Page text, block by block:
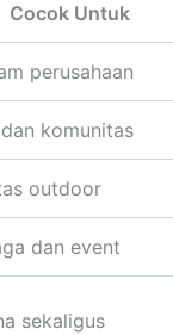
Cocok Untuk
perusahaan
komunitas
outdoor
dan event
sekaligus